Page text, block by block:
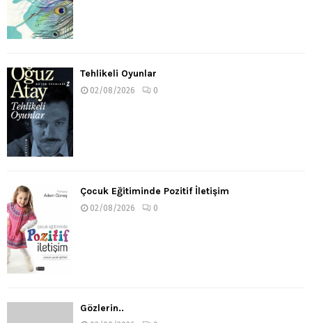
Tehlikeli Oyunlar
02/08/2026 0
Çocuk Eğitiminde Pozitif İletişim
02/08/2026 0
Gözlerin..